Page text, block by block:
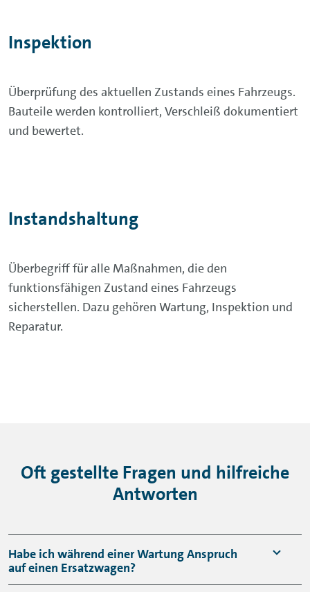
Inspektion
Überprüfung des aktuellen Zustands eines Fahrzeugs.
Bauteile werden kontrolliert, Verschleiß dokumentiert
und bewertet.
Instandshaltung
Überbegriff für alle Maßnahmen, die den
funktionsfähigen Zustand eines Fahrzeugs
sicherstellen. Dazu gehören Wartung, Inspektion und
Reparatur.
Oft gestellte Fragen und hilfreiche
Antworten
Habe ich während einer Wartung Anspruch
auf einen Ersatzwagen?